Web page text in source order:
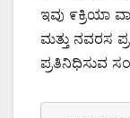
ಇವು ೯ಕ್ರಿಯಾ
ಮತ್ತು ನವರಸ
ಪ್ರತಿನಿಧಿಸುವ